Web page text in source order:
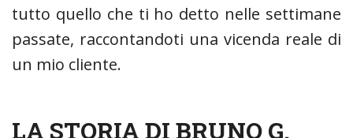
tutto quello che ti ho detto nelle settimane
passate, raccontandoti una vicenda reale di
un mio cliente.
LA STORIA DI BRUNO G.